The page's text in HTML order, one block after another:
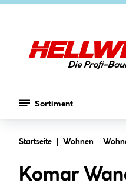
Sortiment
Startseite Wohnen
Komar